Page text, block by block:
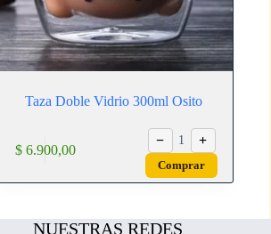
Taza Doble Vidrio 300ml Osito
$6.900,00
− 1 +
Comprar
NUESTRAS REDES